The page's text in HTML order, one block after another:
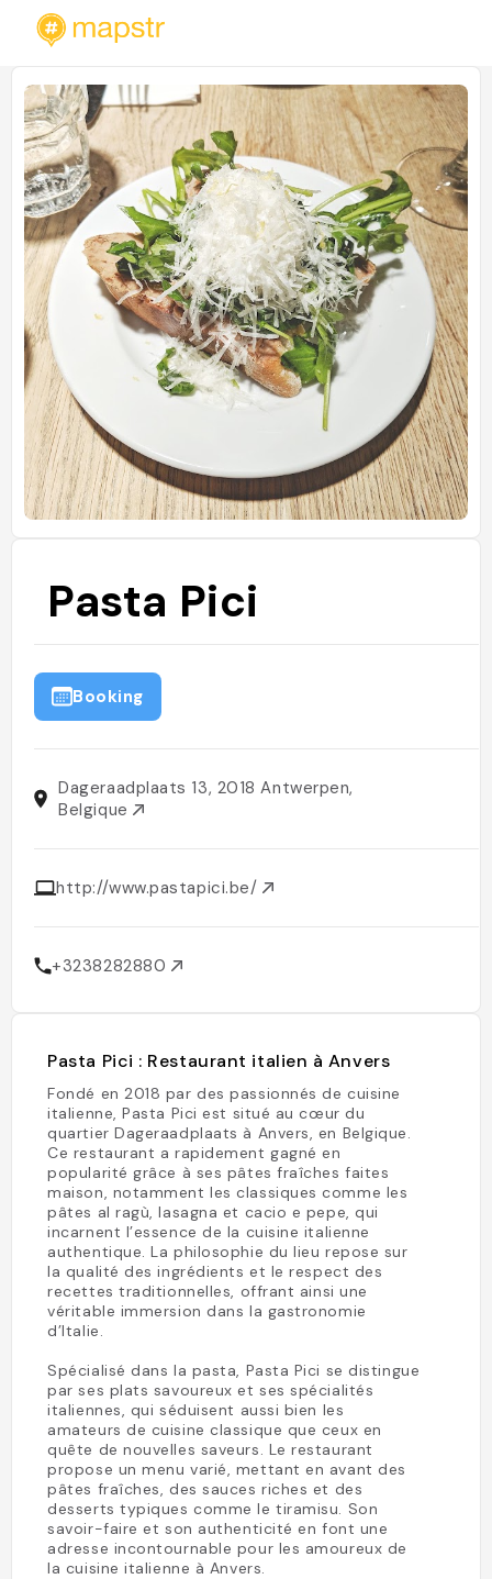
Pasta Pici
Booking
Dageraadplaats 13, 2018 Antwerpen,
Belgique
http://www.pastapici.be/
+3238282880
Pasta Pici : Restaurant italien à Anvers
Fondé en 2018 par des passionnés de cuisine
italienne, Pasta Pici est situé au cœur du
quartier Dageraadplaats à Anvers, en Belgique.
Ce restaurant a rapidement gagné en
popularité grâce à ses pâtes fraîches faites
maison, notamment les classiques comme les
pâtes al ragù, lasagna et cacio e pepe, qui
incarnent l’essence de la cuisine italienne
authentique. La philosophie du lieu repose sur
la qualité des ingrédients et le respect des
recettes traditionnelles, offrant ainsi une
véritable immersion dans la gastronomie
d’Italie.
Spécialisé dans la pasta, Pasta Pici se distingue
par ses plats savoureux et ses spécialités
italiennes, qui séduisent aussi bien les
amateurs de cuisine classique que ceux en
quête de nouvelles saveurs. Le restaurant
propose un menu varié, mettant en avant des
pâtes fraîches, des sauces riches et des
desserts typiques comme le tiramisu. Son
savoir-faire et son authenticité en font une
adresse incontournable pour les amoureux de
la cuisine italienne à Anvers.